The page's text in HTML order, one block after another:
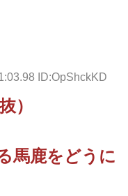
ID:OpShckKD
）
馬鹿をどうに